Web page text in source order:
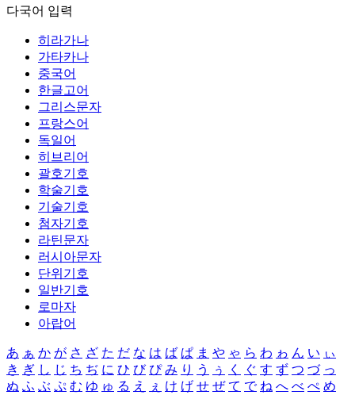
다국어 입력
히라가나
가타카나
중국어
한글고어
그리스문자
프랑스어
독일어
히브리어
괄호기호
학술기호
기술기호
첨자기호
라틴문자
러시아문자
단위기호
일반기호
로마자
아랍어
あ ぁ か が さ ざ た だ な は ば ぱ ま や ゃ ら わ ゎ ん い ぃ
き ぎ し じ ち ぢ に ひ び ぴ み り う ぅ く ぐ す ず つ づ っ
ぬ ふ ぶ ぷ む ゆ ゅ る え ぇ け げ せ ぜ て で ね へ べ ぺ め